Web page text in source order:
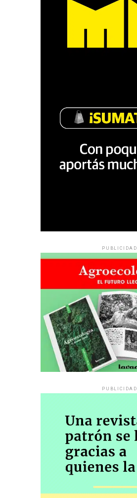
PUBLICIDAD
PUBLICIDAD